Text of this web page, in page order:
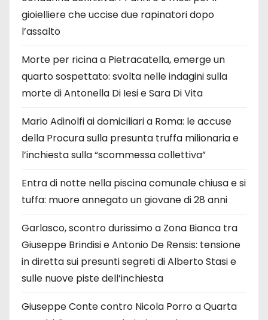
gioielliere che uccise due rapinatori dopo
l’assalto
Morte per ricina a Pietracatella, emerge un
quarto sospettato: svolta nelle indagini sulla
morte di Antonella Di Iesi e Sara Di Vita
Mario Adinolfi ai domiciliari a Roma: le accuse
della Procura sulla presunta truffa milionaria e
l’inchiesta sulla “scommessa collettiva”
Entra di notte nella piscina comunale chiusa e si
tuffa: muore annegato un giovane di 28 anni
Garlasco, scontro durissimo a Zona Bianca tra
Giuseppe Brindisi e Antonio De Rensis: tensione
in diretta sui presunti segreti di Alberto Stasi e
sulle nuove piste dell’inchiesta
Giuseppe Conte contro Nicola Porro a Quarta